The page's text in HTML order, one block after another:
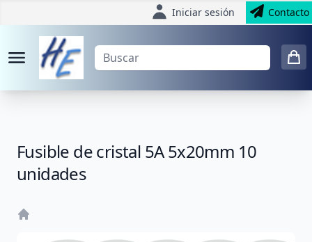
Iniciar sesión Contacto
Fusible de cristal 5A 5x20mm 10
unidades